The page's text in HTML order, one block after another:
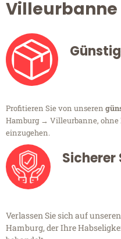
Villeurbanne
Profitieren Sie von unseren
Hamburg → Villeurbanne, ohne
einzugehen.
Sicherer
Verlassen Sie sich auf
Hamburg, der Ihre